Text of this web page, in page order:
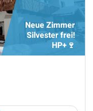
Neue Zimmer
Silvester frei!
HP+🍷